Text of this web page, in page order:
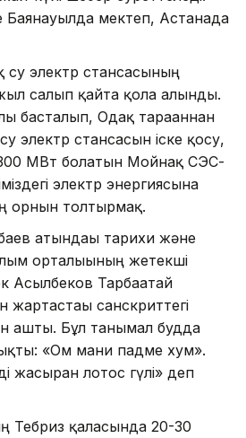
Баянауылда мектеп, Астанада
су электр стансасының
салып қайта қолға алынды.
басталып, Одақ тарағаннан
электр стансасын іске қосу,
МВт болатын Мойнақ СЭС-
электр энергиясына
орнын толтырмақ.
атындағы тарихи және
орталығының жетекші
Тарбағатай
жартастағы санскриттегі
ашты. Бұл танымал будда
«Ом мани падме хум».
жасырған лотос гүлі» деп
Тебриз қаласында 20-30